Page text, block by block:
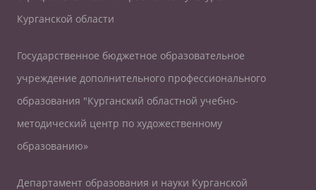
Курганской области
Государственное бюджетное образовательное
учреждение дополнительного профессионального
образования "Курганский областной учебно-
методический центр по художественному
образованию»
Департамент образования и науки Курганской